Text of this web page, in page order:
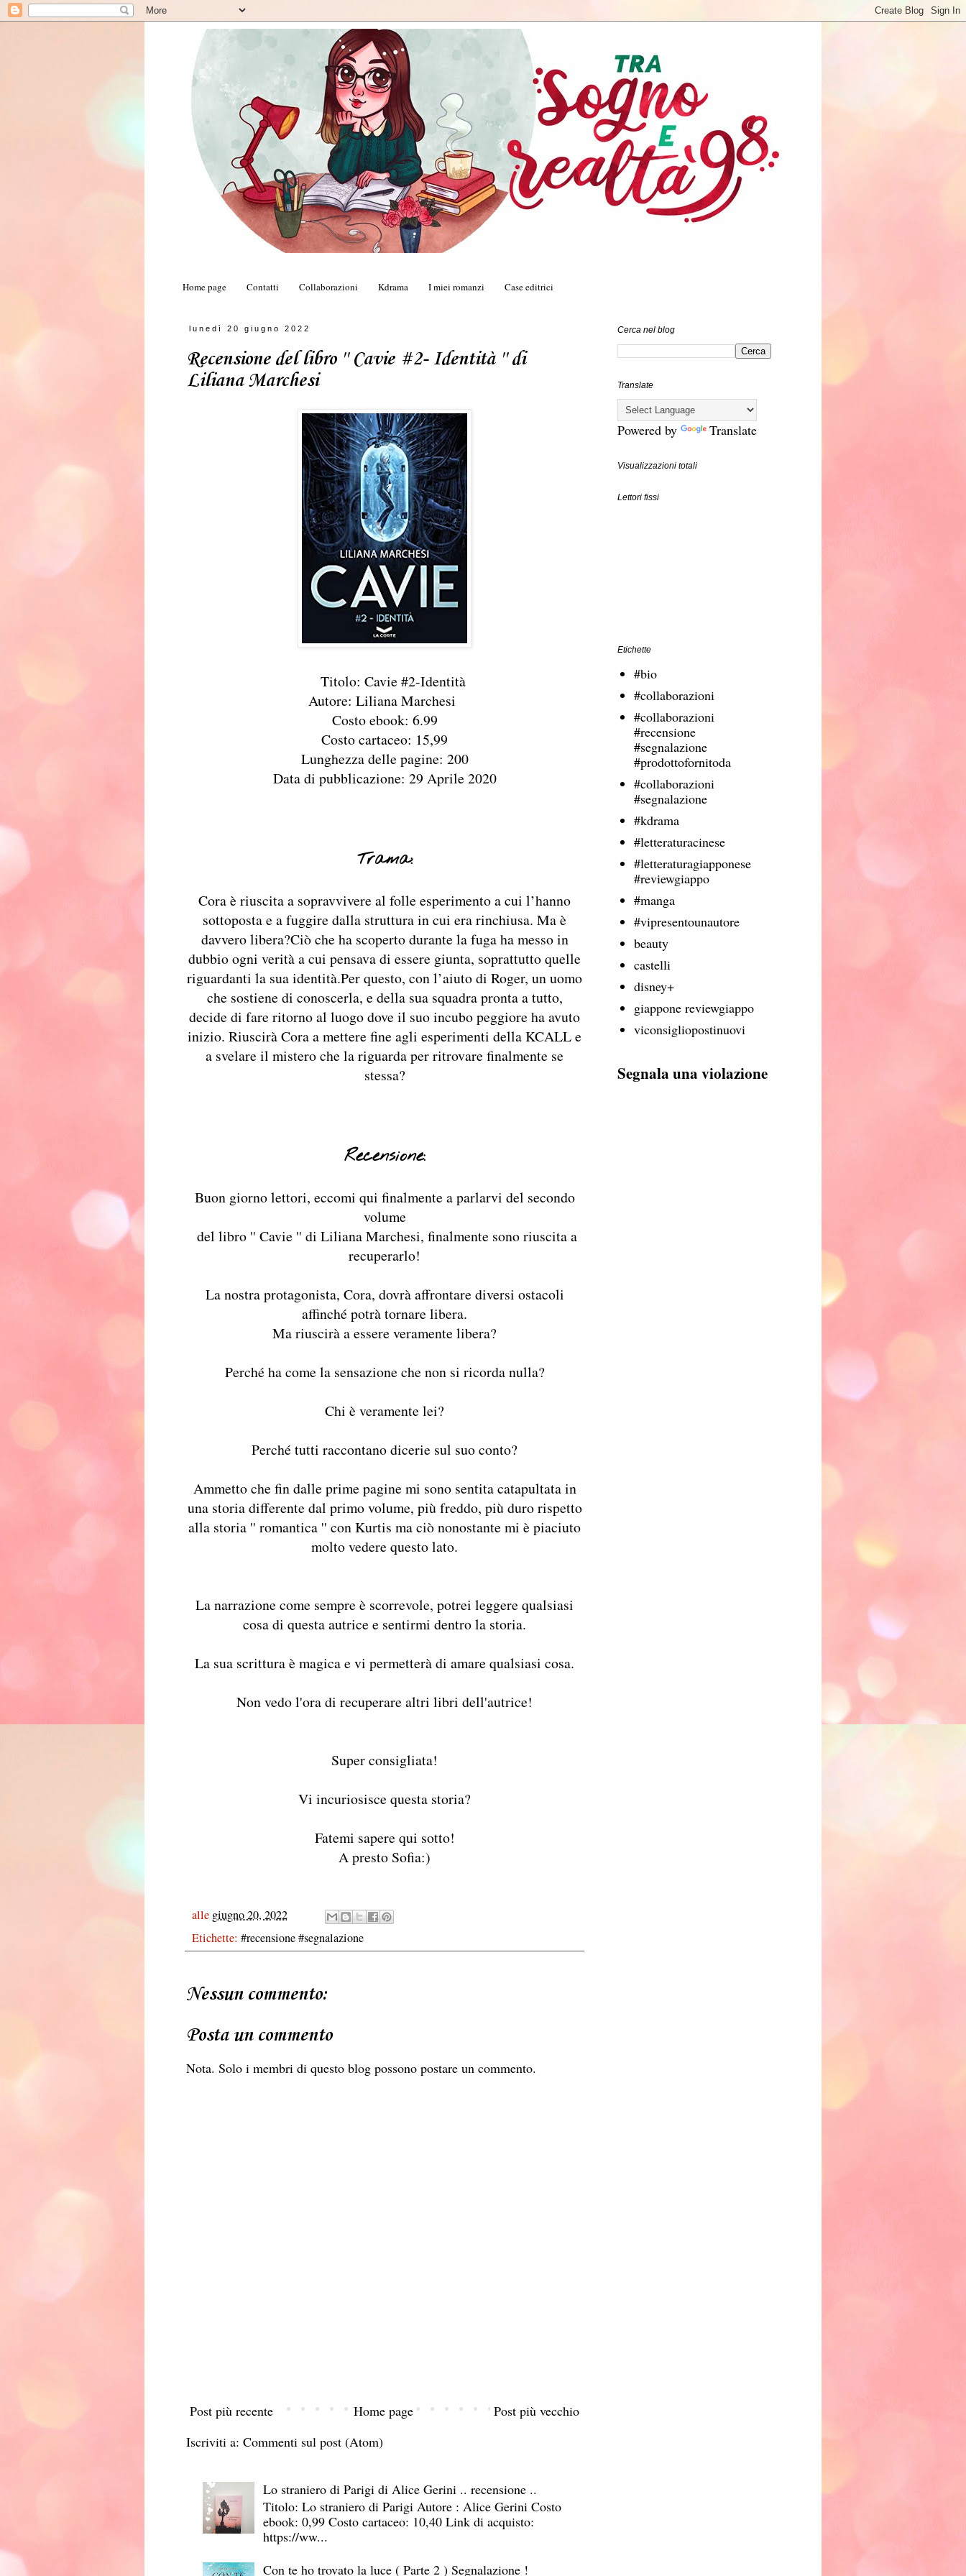
Home page Contatti Collaborazioni Kdrama I miei romanzi Case editrici
lunedì 20 giugno 2022
Recensione del libro '' Cavie #2- Identità '' di
Liliana Marchesi
Titolo: Cavie #2-Identità
Autore: Liliana Marchesi
Costo ebook: 6.99
Costo cartaceo: 15,99
Lunghezza delle pagine: 200
Data di pubblicazione: 29 Aprile 2020
Trama:
Cora è riuscita a sopravvivere al folle esperimento a cui l’hanno
sottoposta e a fuggire dalla struttura in cui era rinchiusa. Ma è
davvero libera?Ciò che ha scoperto durante la fuga ha messo in
dubbio ogni verità a cui pensava di essere giunta, soprattutto quelle
riguardanti la sua identità.Per questo, con l’aiuto di Roger, un uomo
che sostiene di conoscerla, e della sua squadra pronta a tutto,
decide di fare ritorno al luogo dove il suo incubo peggiore ha avuto
inizio. Riuscirà Cora a mettere fine agli esperimenti della KCALL e
a svelare il mistero che la riguarda per ritrovare finalmente se
stessa?
Recensione:
Buon giorno lettori, eccomi qui finalmente a parlarvi del secondo
volume
del libro '' Cavie '' di Liliana Marchesi, finalmente sono riuscita a
recuperarlo!
La nostra protagonista, Cora, dovrà affrontare diversi ostacoli
affinché potrà tornare libera.
Ma riuscirà a essere veramente libera?
Perché ha come la sensazione che non si ricorda nulla?
Chi è veramente lei?
Perché tutti raccontano dicerie sul suo conto?
Ammetto che fin dalle prime pagine mi sono sentita catapultata in
una storia differente dal primo volume, più freddo, più duro rispetto
alla storia '' romantica '' con Kurtis ma ciò nonostante mi è piaciuto
molto vedere questo lato.
La narrazione come sempre è scorrevole, potrei leggere qualsiasi
cosa di questa autrice e sentirmi dentro la storia.
La sua scrittura è magica e vi permetterà di amare qualsiasi cosa.
Non vedo l'ora di recuperare altri libri dell'autrice!
Super consigliata!
Vi incuriosisce questa storia?
Fatemi sapere qui sotto!
A presto Sofia:)
alle giugno 20, 2022
Etichette: #recensione #segnalazione
Nessun commento:
Posta un commento
Nota. Solo i membri di questo blog possono postare un commento.
Post più recente Post più vecchio
Home page
Iscriviti a: Commenti sul post (Atom)
Lo straniero di Parigi di Alice Gerini .. recensione ..
Titolo: Lo straniero di Parigi Autore : Alice Gerini Costo
ebook: 0,99 Costo cartaceo: 10,40 Link di acquisto:
https://ww...
Con te ho trovato la luce ( Parte 2 ) Segnalazione !
Cerca nel blog
Translate
Powered by Translate
Visualizzazioni totali
Lettori fissi
Etichette
#bio
#collaborazioni
#collaborazioni
#recensione
#segnalazione
#prodottofornitoda
#collaborazioni
#segnalazione
#kdrama
#letteraturacinese
#letteraturagiapponese
#reviewgiappo
#manga
#vipresentounautore
beauty
castelli
disney+
giappone reviewgiappo
viconsigliopostinuovi
Segnala una violazione